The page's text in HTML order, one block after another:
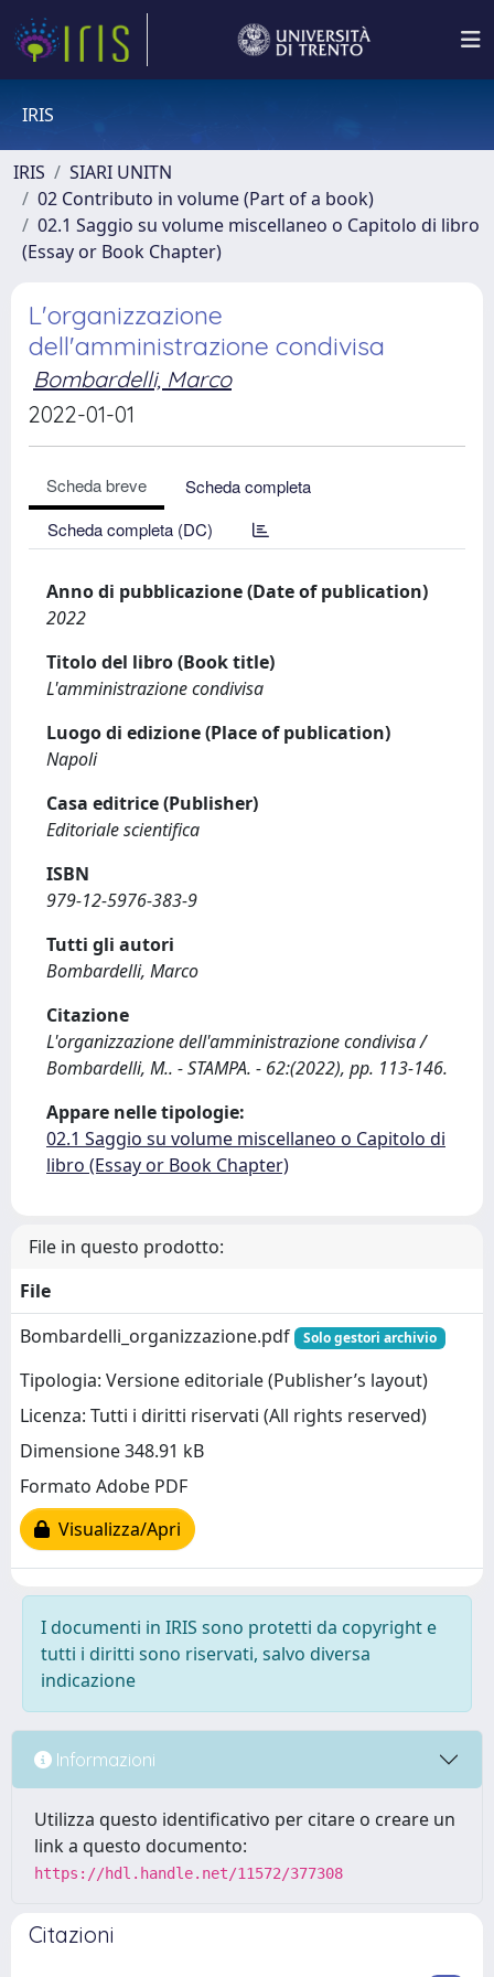
IRIS
IRIS
SIARI UNITN
02 Contributo in volume (Part of a book)
02.1 Saggio su volume miscellaneo o Capitolo di libro
(Essay or Book Chapter)
L'organizzazione
dell'amministrazione condivisa
Bombardelli, Marco
2022-01-01
Scheda breve
Scheda completa
Scheda completa (DC)
Anno di pubblicazione (Date of publication)
2022
Titolo del libro (Book title)
L'amministrazione condivisa
Luogo di edizione (Place of publication)
Napoli
Casa editrice (Publisher)
Editoriale scientifica
ISBN
979-12-5976-383-9
Tutti gli autori
Bombardelli, Marco
Citazione
L'organizzazione dell'amministrazione condivisa /
Bombardelli, M.. - STAMPA. - 62:(2022), pp. 113-146.
Appare nelle tipologie:
02.1 Saggio su volume miscellaneo o Capitolo di
libro (Essay or Book Chapter)
File in questo prodotto:
File
Bombardelli_organizzazione.pdf
Solo gestori archivio
Tipologia: Versione editoriale (Publisher’s layout)
Licenza: Tutti i diritti riservati (All rights reserved)
Dimensione 348.91 kB
Formato Adobe PDF
Visualizza/Apri
I documenti in IRIS sono protetti da copyright e
tutti i diritti sono riservati, salvo diversa
indicazione
Informazioni
Utilizza questo identificativo per citare o creare un
link a questo documento:
https://hdl.handle.net/11572/377308
Citazioni